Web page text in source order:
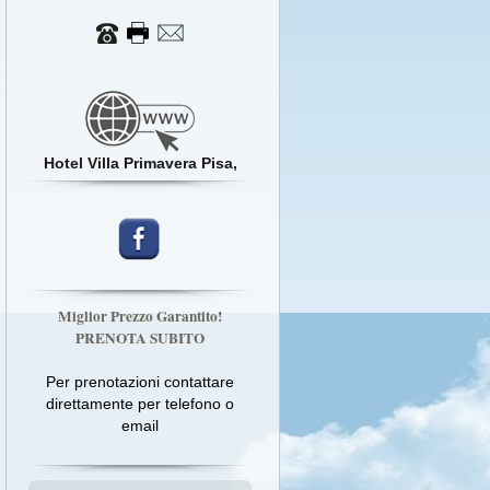
Hotel Villa Primavera Pisa,
Miglior Prezzo Garantito!
PRENOTA SUBITO
Per prenotazioni contattare
direttamente per telefono o
email